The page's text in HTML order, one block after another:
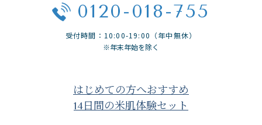
0120-018-755
受付時間：10:00-19:00（年中無休）
※年末年始を除く
はじめての方へおすすめ
14日間の米肌体験セット